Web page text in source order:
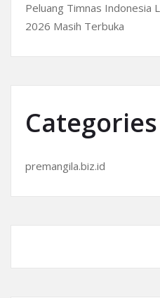
Peluang Timnas Indonesia
2026 Masih Terbuka
Categories
premangila.biz.id